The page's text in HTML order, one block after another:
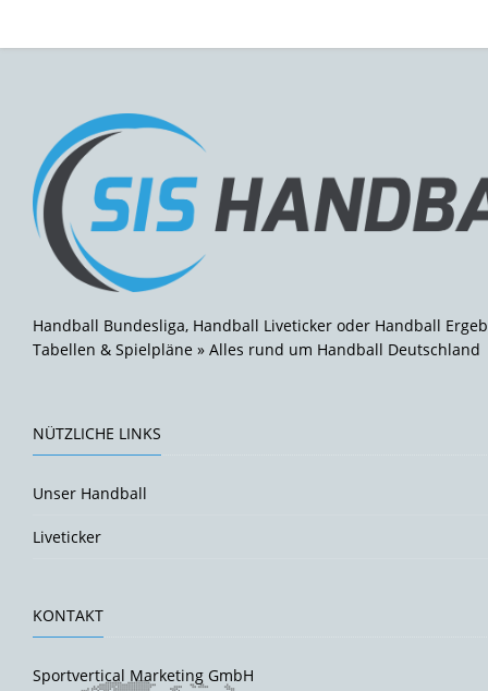
Handball Bundesliga, Handball Liveticker oder Handball
Tabellen & Spielpläne » Alles rund um Handball Deutschland
NÜTZLICHE LINKS
Unser Handball
Liveticker
KONTAKT
Sportvertical Marketing GmbH